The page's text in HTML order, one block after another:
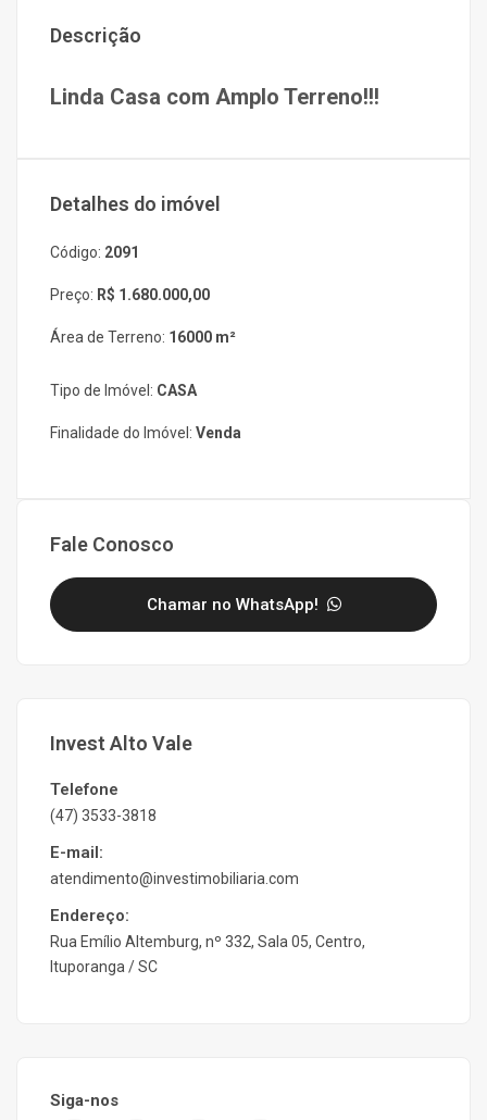
Descrição
Linda Casa com Amplo Terreno!!!
Detalhes do imóvel
Código: 2091
Preço: R$ 1.680.000,00
Área de Terreno: 16000 m²
Tipo de Imóvel: CASA
Finalidade do Imóvel: Venda
Fale Conosco
Chamar no WhatsApp!
Invest Alto Vale
Telefone
(47) 3533-3818
E-mail:
atendimento@investimobiliaria.com
Endereço:
Rua Emílio Altemburg, nº 332, Sala 05, Centro,
Ituporanga / SC
Siga-nos